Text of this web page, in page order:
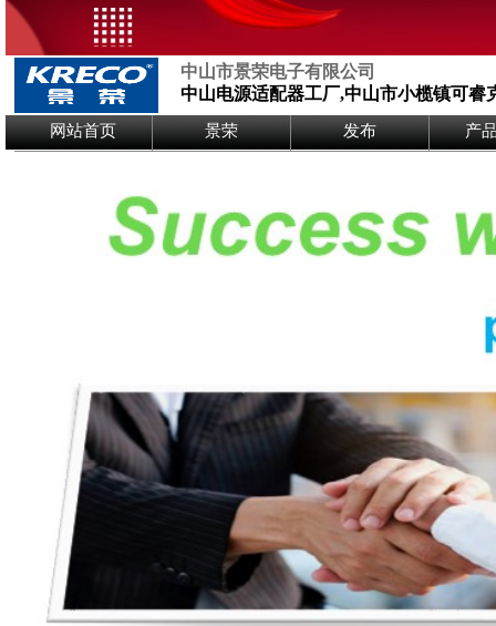
Logo Picture
中山市景荣电子有限公司
中山电源适配器工厂,中山市小榄镇可睿
网站首页 景荣 发布 产